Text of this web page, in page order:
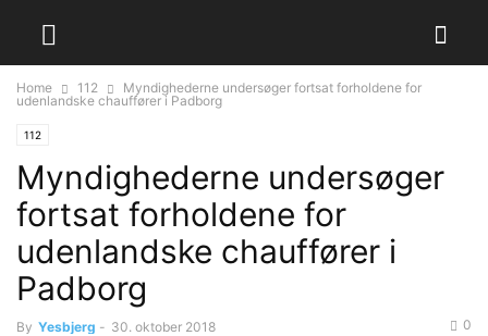
Home 112
Myndighederne undersøger fortsat forholdene for
udenlandske chauffører i Padborg
112
Myndighederne undersøger
fortsat forholdene for
udenlandske chauffører i
Padborg
By Yesbjerg - 30. oktober 2018 0